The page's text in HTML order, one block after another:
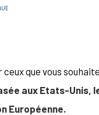
que vous
aux Etats-Unis,
Européenne.